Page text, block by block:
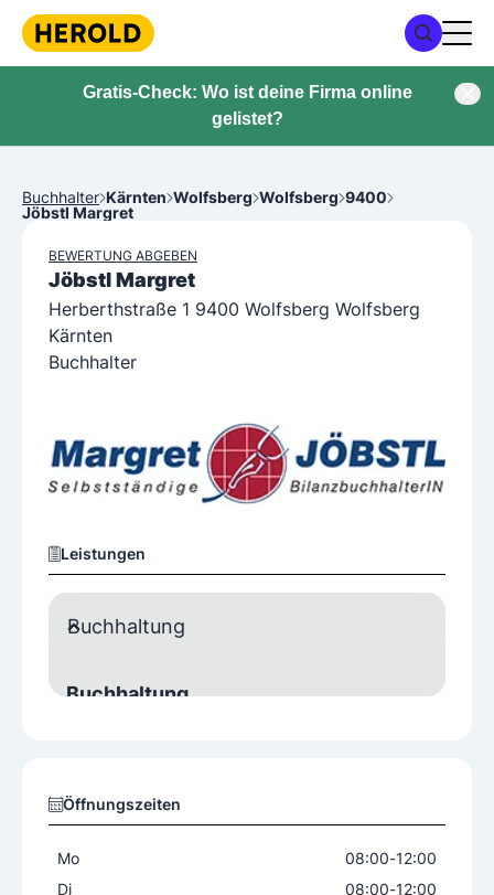
Gratis-Check: Wo ist deine Firma online
gelistet?
Buchhalter Kärnten Wolfsberg Wolfsberg 9400
Jöbstl Margret
BEWERTUNG ABGEBEN
Jöbstl Margret
Herberthstraße 1 9400 Wolfsberg Wolfsberg
Kärnten
Buchhalter
Leistungen
Buchhaltung
Buchhaltung
Einnahmen-Ausgaben-Rechnung
Öffnungszeiten
Mo 08:00-12:00
Di
08:00-12:00